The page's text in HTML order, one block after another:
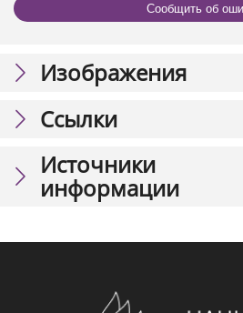
Сообщить об
Изображения
Ссылки
Источники
информации